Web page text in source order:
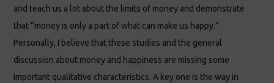
and teach us a lot about the limits of money and demonstrate
that “money is only a part of what can make us happy.”
Personally, I believe that these studies and the general
discussion about money and happiness are missing some
important qualitative characteristics. A key one is the way in